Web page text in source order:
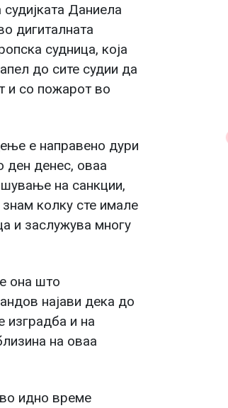
Даниела
дигиталната
судница, која
до сите судии да
и со пожарот во
е направено дури
ден денес, оваа
на санкции,
колку сте имале
и заслужува многу
она што
најави дека до
изградба и на
на оваа
идно време